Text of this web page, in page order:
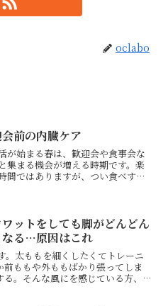
oclabo
前の内臓ケア
が始まる春は、歓迎会や食事会な
集まる機会が増える時期です。楽
間ではありますが、つい食べすぎ
のは、飲み会を我慢す...
ットをしても脚がどんどん
なる…原因はこれ
。太ももを細くしたくてトレーニ
ももや外ももばかり張ってしま
。そんな風にを感じている方、い